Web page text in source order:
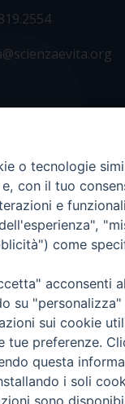
presidenza
& Vita - C.F
-Privacy-
o tecnologie
con il tuo
e
come
acconsenti
su
sui cookie
tue preferenze.
questa
i soli